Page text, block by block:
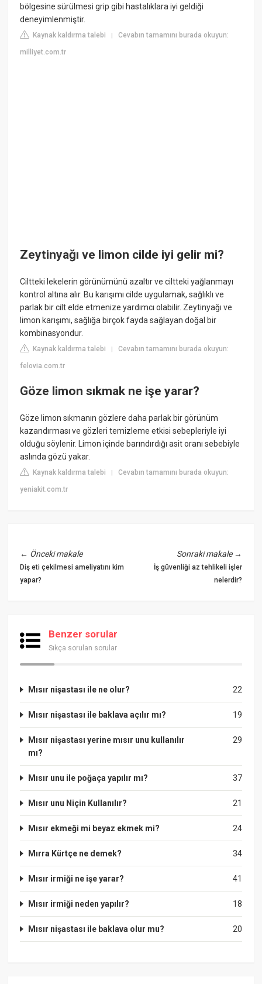
bölgesine sürülmesi grip gibi hastalıklara iyi geldiği
deneyimlenmiştir.
Kaynak kaldırma talebi |Cevabın tamamını burada okuyun:
milliyet.com.tr
Zeytinyağı ve limon cilde iyi gelir mi?
Ciltteki lekelerin görünümünü azaltır ve ciltteki yağlanmayı
kontrol altına alır. Bu karışımı cilde uygulamak, sağlıklı ve
parlak bir cilt elde etmenize yardımcı olabilir. Zeytinyağı ve
limon karışımı, sağlığa birçok fayda sağlayan doğal bir
kombinasyondur.
Kaynak kaldırma talebi |Cevabın tamamını burada okuyun:
felovia.com.tr
Göze limon sıkmak ne işe yarar?
Göze limon sıkmanın gözlere daha parlak bir görünüm
kazandırması ve gözleri temizleme etkisi sebepleriyle iyi
olduğu söylenir. Limon içinde barındırdığı asit oranı sebebiyle
aslında gözü yakar.
Kaynak kaldırma talebi |Cevabın tamamını burada okuyun:
yeniakit.com.tr
← Önceki makale
Diş eti çekilmesi ameliyatını kim
yapar?
Sonraki makale→
İş güvenliği az tehlikeli işler
nelerdir?
Benzer sorular
Sıkça sorulan sorular
22
Mısır nişastası ile ne olur?
19
Mısır nişastası ile baklava açılır mı?
29
Mısır nişastası yerine mısır unu kullanılır
mı?
37
Mısır unu ile poğaça yapılır mı?
21
Mısır unu Niçin Kullanılır?
24
Mısır ekmeği mi beyaz ekmek mi?
34
Mırra Kürtçe ne demek?
41
Mısır irmiği ne işe yarar?
18
Mısır irmiği neden yapılır?
20
Mısır nişastası ile baklava olur mu?